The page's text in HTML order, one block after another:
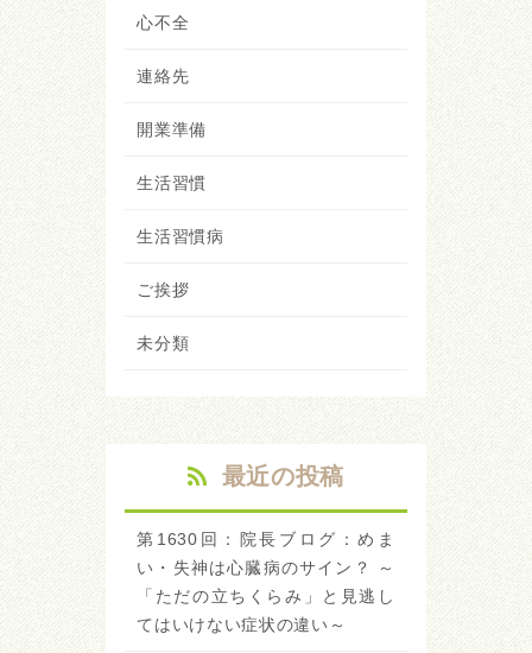
心不全
連絡先
開業準備
生活習慣
生活習慣病
ご挨拶
未分類
最近の投稿
第1630回：院長ブログ：めま
い・失神は心臓病のサイン？ ～
「ただの立ちくらみ」と見逃し
てはいけない症状の違い～